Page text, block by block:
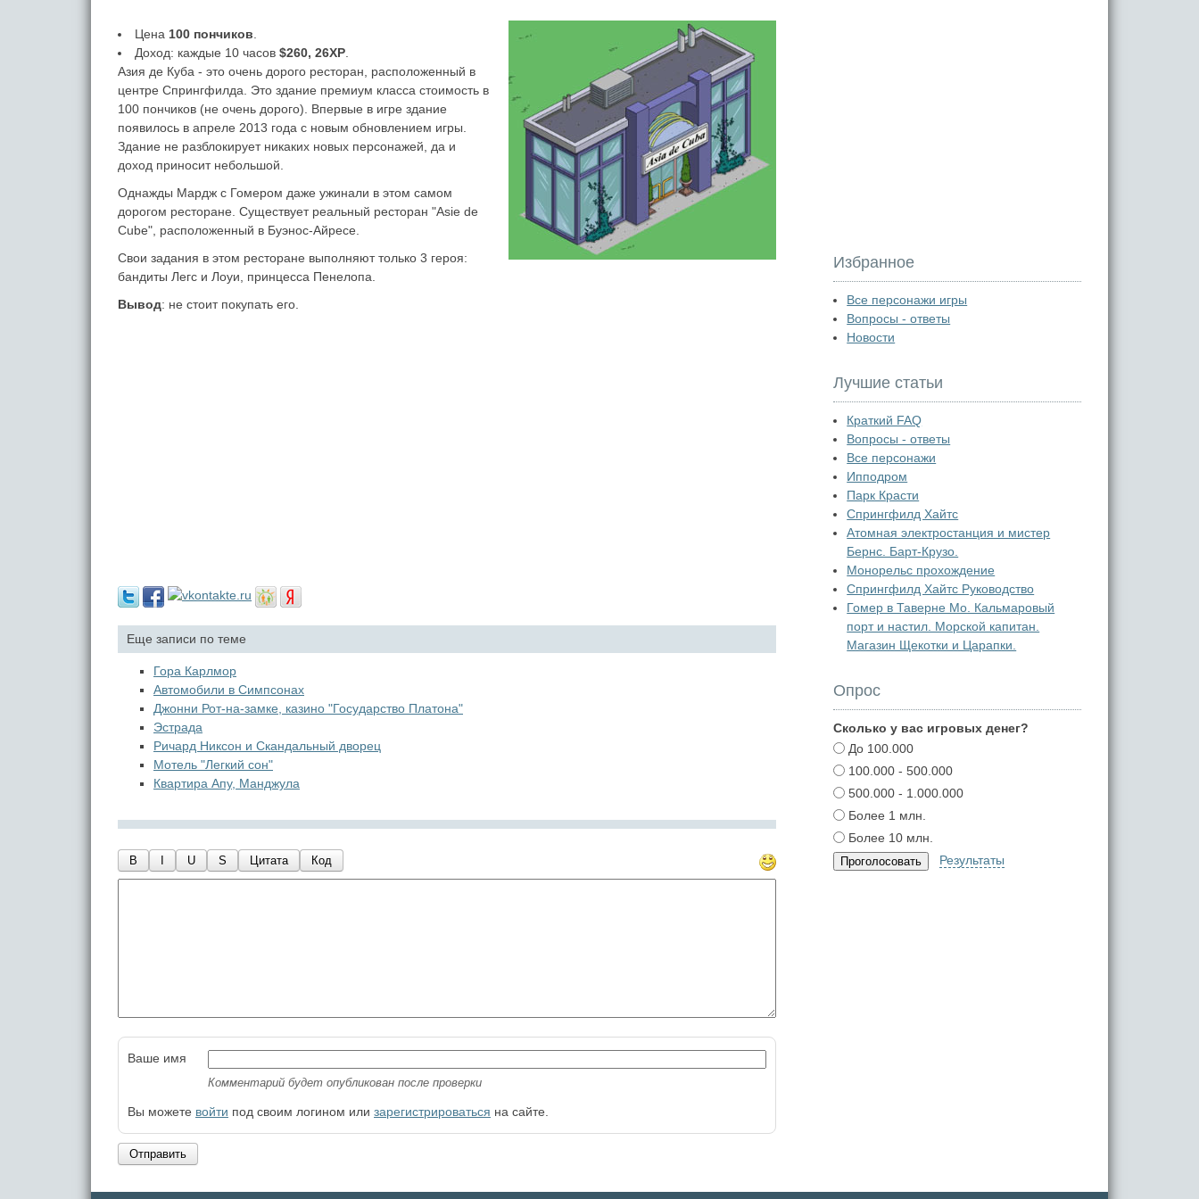
Цена 100 пончиков
Доход: каждые 10 часов $260, 26XP
Азия де Куба - это очень дорого ресторан, расположенный в
центре Спрингфилда. Это здание премиум класса стоимость в
100 пончиков (не очень дорого). Впервые в игре здание
появилось в апреле 2013 года с новым обновлением игры.
Здание не разблокирует никаких новых персонажей, да и
доход приносит небольшой.
Однажды Мардж с Гомером даже ужинали в этом самом
дорогом ресторане. Существует реальный ресторан "Asie de
Cube", расположенный в Буэнос-Айресе.
Свои задания в этом ресторане выполняют только 3 героя:
бандиты Легс и Лоуи, принцесса Пенелопа.
Вывод: не стоит покупать его.
Еще записи по теме
Гора Карлмор
Автомобили в Симпсонах
Джонни Рот-на-замке, казино "Государство Платона"
Эстрада
Ричард Никсон и Скандальный дворец
Мотель "Легкий сон"
Квартира Апу, Манджула
B U S Цитата Код
Ваше имя
Комментарий будет опубликован после проверки
Вы можете войти под своим логином или зарегистрироваться на сайте.
Отправить
Избранное
Все персонажи игры
Вопросы - ответы
Новости
Лучшие статьи
Краткий FAQ
Вопросы - ответы
Все персонажи
Ипподром
Парк Красти
Спрингфилд Хайтс
Атомная электростанция и мистер
Бернс. Барт-Крузо.
Монорельс прохождение
Спрингфилд Хайтс Руководство
Гомер в Таверне Мо. Кальмаровый
порт и настил. Морской капитан.
Магазин Щекотки и Царапки.
Опрос
Сколько у вас игровых денег?
До 100.000
100.000 - 500.000
500.000 - 1.000.000
Более 1 млн.
Более 10 млн.
Результаты